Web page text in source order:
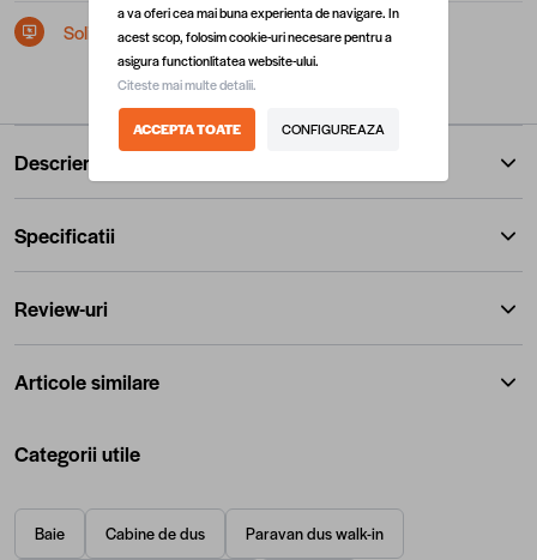
Solicita postare in SEAP/SICAP
Descriere
Specificatii
Review-uri
Articole similare
Categorii utile
Baie Cabine de dus Paravan dus walk-in
a va oferi cea mai buna experienta de navigare. In
acest scop, folosim cookie-uri necesare pentru a
asigura functionlitatea website-ului.
Citeste mai multe detalii.
ACCEPTA TOATE CONFIGUREAZA